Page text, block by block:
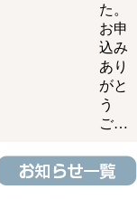
た。
お申
込み
あり
がと
う
ご…